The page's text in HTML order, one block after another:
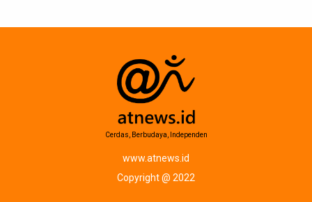
Cerdas, Berbudaya, Independen
www.atnews.id
Copyright @ 2022